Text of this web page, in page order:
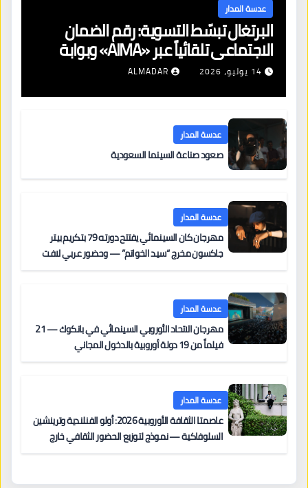
عدسة المدار
البرتغال تبسّط التسوية: رقم الضمان
الاجتماعي تلقائياً عبر «AIMA» وبوابة
جديدة لتجديد الإقامات
14 يوليو، 2026 ALMADAR
عدسة المدار
صعود صناعة السينما السعودية
عدسة المدار
مهرجان كان السينمائي يفتتح دورته 79 بتكريم بيتر
جاكسون مخرج “سيد الخواتم” — وحضور عربي لافت
عدسة المدار
مهرجان الاتحاد الأوروبي السينمائي في بانكوك — 21
فيلماً من 19 دولة أوروبية بالدخول المجاني
عدسة المدار
عاصمتا الثقافة الأوروبية 2026: أولو الفنلندية وترينشين
السلوفاكية — نموذج لتوزيع الحضور الثقافي خارج